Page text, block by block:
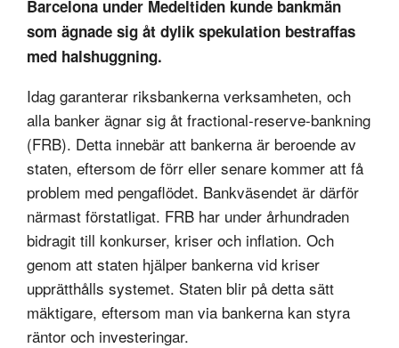
Barcelona under Medeltiden kunde bankmän
som ägnade sig åt dylik spekulation bestraffas
med halshuggning.
Idag garanterar riksbankerna verksamheten, och
alla banker ägnar sig åt fractional-reserve-bankning
(FRB). Detta innebär att bankerna är beroende av
staten, eftersom de förr eller senare kommer att få
problem med pengaflödet. Bankväsendet är därför
närmast förstatligat. FRB har under århundraden
bidragit till konkurser, kriser och inflation. Och
genom att staten hjälper bankerna vid kriser
upprätthålls systemet. Staten blir på detta sätt
mäktigare, eftersom man via bankerna kan styra
räntor och investeringar.